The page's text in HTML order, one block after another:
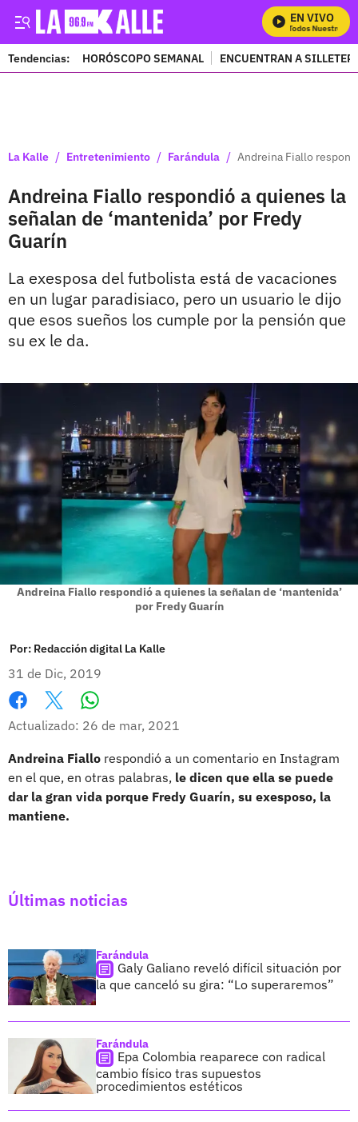
EN VIVO
Mira Todos Nuestros
Tendencias: HORÓSCOPO SEMANAL ENCUENTRAN A
La Kalle / Entretenimiento / Farándula / Andreina Fiallo
Andreina Fiallo respondió a quienes la
señalan de ‘mantenida’ por Fredy
Guarín
La exesposa del futbolista está de vacaciones
en un lugar paradisiaco, pero un usuario le dijo
que esos sueños los cumple por la pensión que
su ex le da.
Andreina Fiallo respondió a quienes la señalan de ‘mantenida’
por Fredy Guarín
Por: Redacción digital La Kalle
31 de Dic, 2019
Facebook
X
Actualizado: 26 de mar, 2021
Andreina Fiallo respondió a un comentario en Instagram
en el que, en otras palabras, le dicen que ella se puede
dar la gran vida porque Fredy Guarín, su exesposo, la
mantiene.
Últimas noticias
Farándula
Galy Galiano reveló difícil situación por
la que canceló su gira: “Lo superaremos”
Farándula
Epa Colombia reaparece con radical
cambio físico tras supuestos
procedimientos estéticos